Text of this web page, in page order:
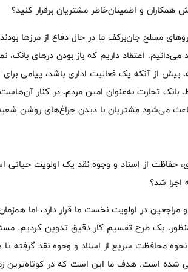
همکاران و اطمینان‌خاطر مشتریان برقرار کنید؟
مسلح جان‌برکف ما در حال دفاع از مرزها
اعتقاد داریم که باز بودن درهای
بیش از آنکه یک فعالیت اداری باشد، پیامی برای
بانک تجارت به‌عنوان امین مردم، در کنار
باعث می‌شود مشتریان با دیدن چراغ‌های روشن
حفاظت از اسناد و وجوه نقد یک اولویت حیاتی
اجرا شد؟
در اولویت نخست ما قرار دارد، اما
یک طرح تقسیم کار دقیق تدوین کردیم.
محافظت سریع از اسناد و وجوه نقد گرفته
شده است. هدف ما این است که در کوتاه‌ترین